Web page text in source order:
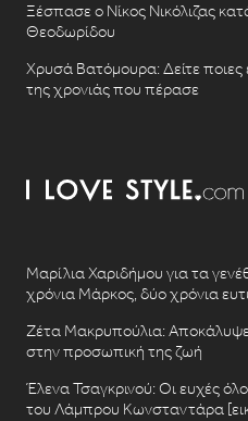
Ξέσπασε ο Νίκος Νικόλιζας
Θεοδωρίδου
Χρυσά Βατόμουρα: Δείτε ποιες
της χρονιάς που πέρασε
Μαρίλια Χαριδήμου για τα
χρόνια Μάρκος, δύο χρόνια
Ζέτα Μακρυπούλια:
στην προσωπική της ζωή
Έλενα Τσαγκρινού: Οι ευχές
του Λάμπρου Κωνσταντάρα